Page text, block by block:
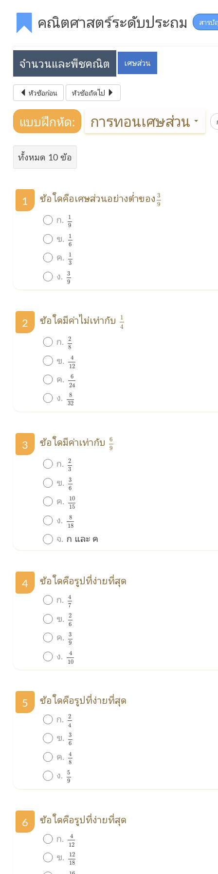
คณิตศาสตร์ระดับประถม สารบั
จำนวนและพีชคณิต เศษส่วน
หัวข้อก่อน หัวข้อถัดไป
แบบฝึกหัด: การทอนเศษส่วน
ทั้งหมด 10 ข้อ
1 ข้อใดคือเศษส่วนอย่างต่ำของ 3
9
39
ก.
1
9
1
ข.
1
6
1
ค.
1
3
1
ง.
3
9
39
2 ข้อใดมีค่าไม่เท่ากับ
1
4
1
ก.
2
8
28
ข.
4
12
12
ค.
6
24
624
ง.
8
32
832
3 ข้อใดมีค่าเท่ากับ
6
9
69
ก.
2
3
23
ข.
3
6
36
ค.
10
15
10
ง.
8
18
818
จ. ก และ ค
4
ข้อใดคือรูปที่ง่ายที่สุด
ก.
4
7
4
ข.
2
6
26
ค.
3
9
39
ง.
4
10
10
5
ข้อใดคือรูปที่ง่ายที่สุด
ก.
2
4
24
ข.
3
6
36
ค.
4
8
4
ง.
5
9
5
6
ข้อใดคือรูปที่ง่ายที่สุด
ก.
4
12
12
ข.
12
18
12
16